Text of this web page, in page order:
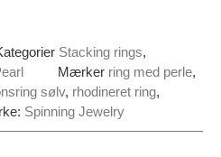
Stacking rings,
Mærker ring med perle,
sølv, rhodineret ring,
Spinning Jewelry